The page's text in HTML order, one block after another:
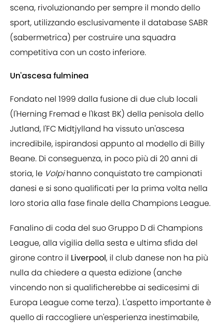
scena, rivoluzionando per sempre il mondo dello
sport, utilizzando esclusivamente il database SABR
(sabermetrica) per costruire una squadra
competitiva con un costo inferiore.
Un'ascesa fulminea
Fondato nel 1999 dalla fusione di due club locali
(l'Herning Fremad e l'Ikast BK) della penisola dello
Jutland, l'FC Midtjylland ha vissuto un'ascesa
incredibile, ispirandosi appunto al modello di Billy
Beane. Di conseguenza, in poco più di 20 anni di
storia, le Volpihanno conquistato tre campionati
danesi e si sono qualificati per la prima volta nella
loro storia alla fase finale della Champions League.
Fanalino di coda del suo Gruppo D di Champions
League, alla vigilia della sesta e ultima sfida del
girone contro il Liverpool, il club danese non ha più
nulla da chiedere a questa edizione (anche
vincendo non si qualificherebbe ai sedicesimi di
Europa League come terza). L'aspetto importante è
quello di raccogliere un'esperienza inestimabile,